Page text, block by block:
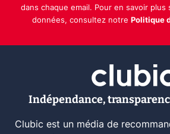
dans chaque email. Pour en savoir plus
données, consultez notre Politique
Indépendance,
Clubic est un média de